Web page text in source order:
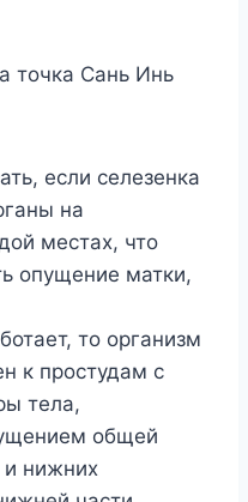
точка Сань Инь
если селезенка
на
местах, что
опущение матки,
то организм
к простудам с
тела,
общей
и нижних